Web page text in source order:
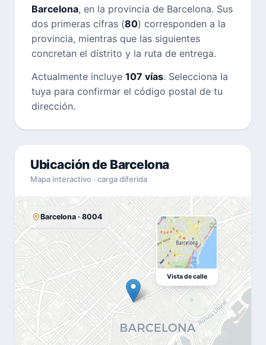
Barcelona, en la provincia de Barcelona. Sus
dos primeras cifras (80) corresponden a la
provincia, mientras que las siguientes
concretan el distrito y la ruta de entrega.
Actualmente incluye 107 vías. Selecciona la
tuya para confirmar el código postal de tu
dirección.
Ubicación de Barcelona
Mapa interactivo · carga diferida
Barcelona · 8004
Vista de calle